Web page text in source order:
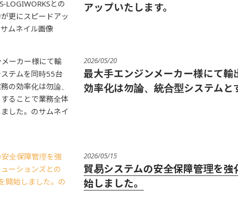
アップいたします。
2026/05/20
最大手エンジンメーカー様にて
効率化は勿論、統合型システムと
2026/05/15
貿易システムの安全保障管理を
始しました。